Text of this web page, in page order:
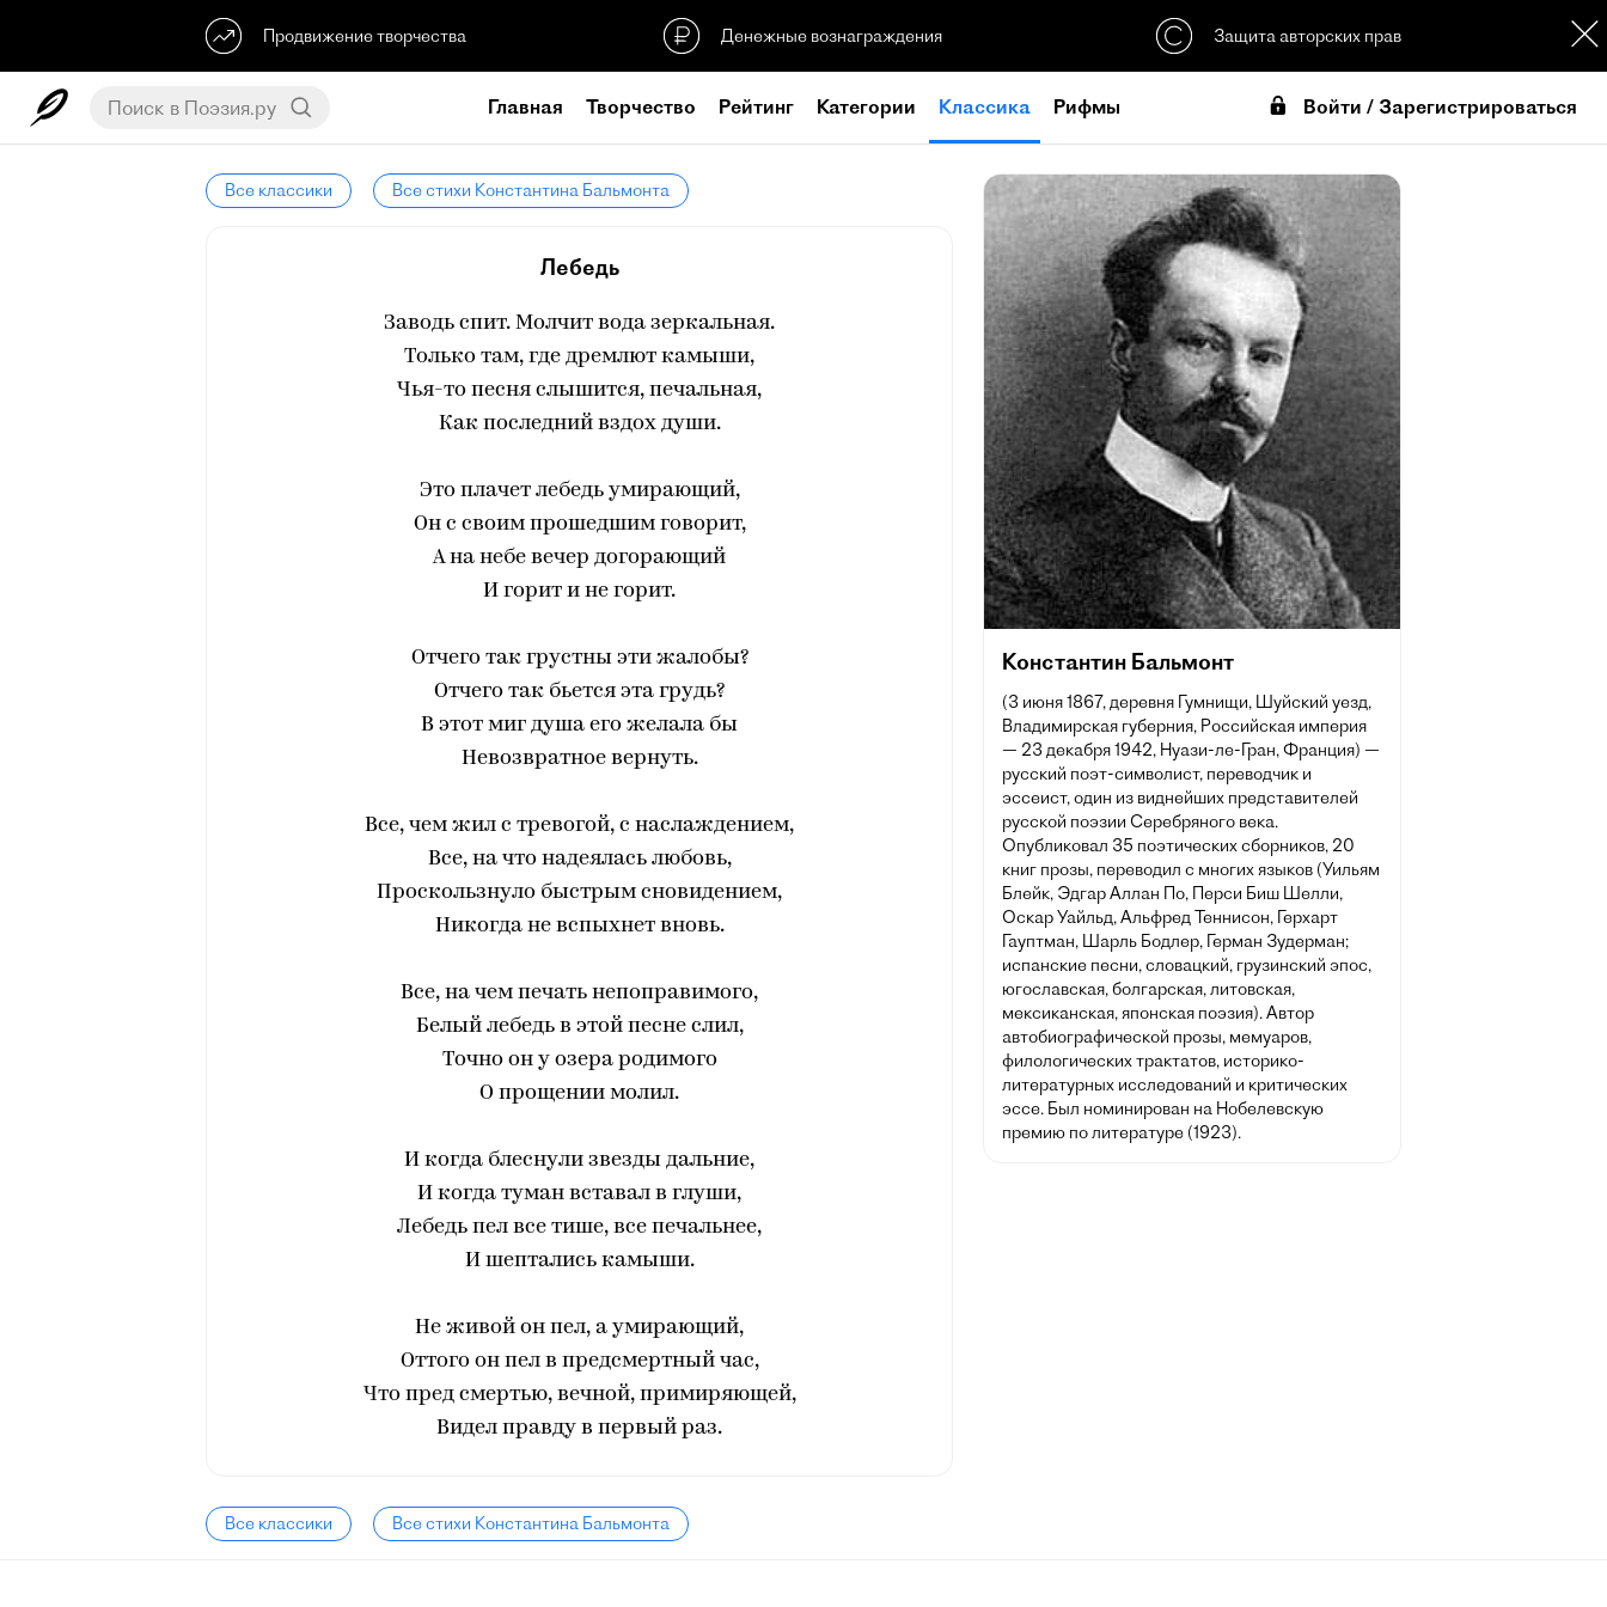
Продвижение творчества Денежные вознаграждения Защита авторских прав
Главная Творчество Рейтинг Категории Классика Рифмы Войти / Зарегистрироваться
Все классики Все стихи Константина Бальмонта
Лебедь
Заводь спит. Молчит вода зеркальная.
Только там, где дремлют камыши,
Чья-то песня слышится, печальная,
Как последний вздох души.
Это плачет лебедь умирающий,
Он с своим прошедшим говорит,
А на небе вечер догорающий
И горит и не горит.
Отчего так грустны эти жалобы?
Отчего так бьется эта грудь?
В этот миг душа его желала бы
Невозвратное вернуть.
Все, чем жил с тревогой, с наслаждением,
Все, на что надеялась любовь,
Проскользнуло быстрым сновидением,
Никогда не вспыхнет вновь.
Все, на чем печать непоправимого,
Белый лебедь в этой песне слил,
Точно он у озера родимого
О прощении молил.
И когда блеснули звезды дальние,
И когда туман вставал в глуши,
Лебедь пел все тише, все печальнее,
И шептались камыши.
Не живой он пел, а умирающий,
Оттого он пел в предсмертный час,
Что пред смертью, вечной, примиряющей,
Видел правду в первый раз.
Все классики Все стихи Константина Бальмонта
Константин Бальмонт
(3 июня 1867, деревня Гумнищи, Шуйский уезд,
Владимирская губерния, Российская империя
— 23 декабря 1942, Нуази-ле-Гран, Франция) —
русский поэт-символист, переводчик и
эссеист, один из виднейших представителей
русской поэзии Серебряного века.
Опубликовал 35 поэтических сборников, 20
книг прозы, переводил с многих языков (Уильям
Блейк, Эдгар Аллан По, Перси Биш Шелли,
Оскар Уайльд, Альфред Теннисон, Герхарт
Гауптман, Шарль Бодлер, Герман Зудерман;
испанские песни, словацкий, грузинский эпос,
югославская, болгарская, литовская,
мексиканская, японская поэзия). Автор
автобиографической прозы, мемуаров,
филологических трактатов, историко-
литературных исследований и критических
эссе. Был номинирован на Нобелевскую
премию по литературе (1923).